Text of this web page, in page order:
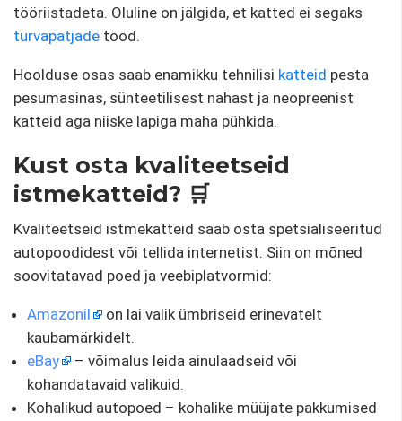
tööriistadeta. Oluline on jälgida, et katted ei segaks
turvapatjade tööd.
Hoolduse osas saab enamikku tehnilisi katteid pesta
pesumasinas, sünteetilisest nahast ja neopreenist
katteid aga niiske lapiga maha pühkida.
Kust osta kvaliteetseid
istmekatteid? 🛒
Kvaliteetseid istmekatteid saab osta spetsialiseeritud
autopoodidest või tellida internetist. Siin on mõned
soovitatavad poed ja veebiplatvormid:
Amazonil
on lai valik ümbriseid erinevatelt
kaubamärkidelt.
eBay
– võimalus leida ainulaadseid või
kohandatavaid valikuid.
Kohalikud autopoed – kohalike müüjate pakkumised